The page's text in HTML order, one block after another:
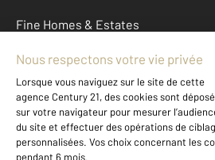
Fine Homes & Estates
À propos
International
Nous contacter